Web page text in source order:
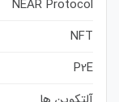
NEAR Protocol
NFT
P2E